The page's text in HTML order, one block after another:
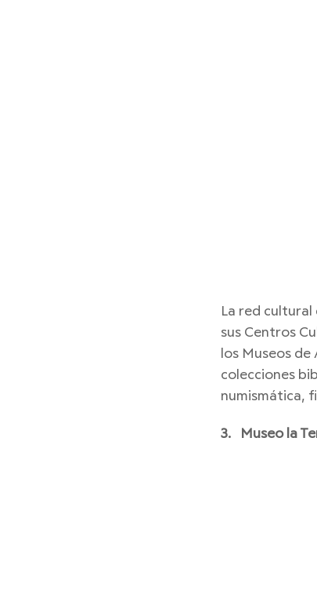
La red cultural
sus Centros
los Museos
colecciones
numismática,
3.   Museo la